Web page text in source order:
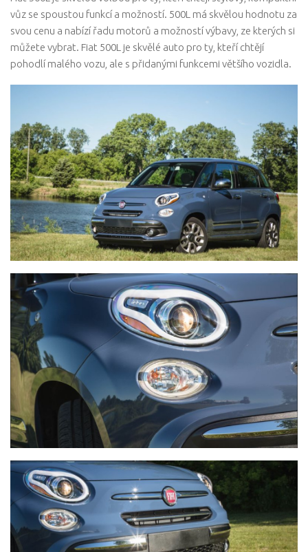
vůz se spoustou funkcí a možností. 500L má skvělou hodnotu za
svou cenu a nabízí řadu motorů a možností výbavy, ze kterých si
můžete vybrat. Fiat 500L je skvělé auto pro ty, kteří chtějí
pohodlí malého vozu, ale s přidanými funkcemi většího vozidla.